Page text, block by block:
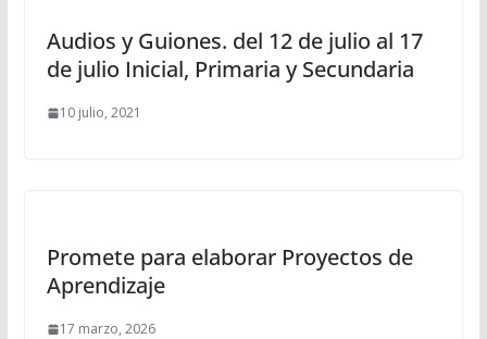
Audios y Guiones. del 12 de julio al 17
de julio Inicial, Primaria y Secundaria
10 julio, 2021
Promete para elaborar Proyectos de
Aprendizaje
17 marzo, 2026